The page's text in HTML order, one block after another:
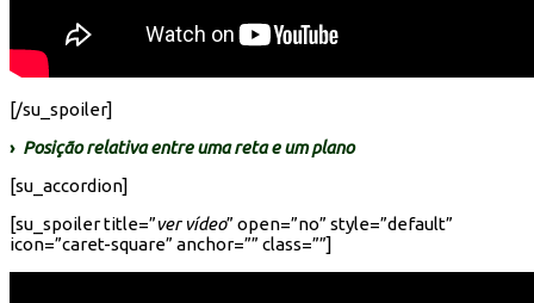
[/su_spoiler]
› Posição relativa entre uma reta e um plano
[su_accordion]
[su_spoiler title=”ver vídeo” open=”no” style=”default”
icon=”caret-square” anchor=”” class=””]